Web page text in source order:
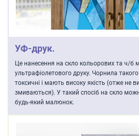
УФ-друк.
Це нанесення на скло кольорових та ч/б
ультрафіолетового друку. Чорнила
токсичні і мають високу якість (отже не
змиваються). У такий спосіб на скло
будь-який малюнок.